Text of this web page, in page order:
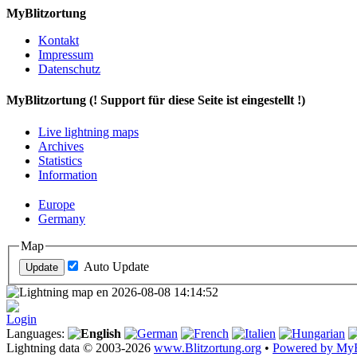
MyBlitzortung
Kontakt
Impressum
Datenschutz
MyBlitzortung (! Support für diese Seite ist eingestellt !)
Live lightning maps
Archives
Statistics
Information
Europe
Germany
Map
Auto Update
Login
Languages:
Lightning data © 2003-2026 www.Blitzortung.org • Powered by